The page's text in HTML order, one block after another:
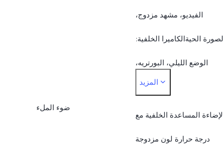
الفيديو، مشهد مزدوج،
الحيةالكامیرا الخلفیة:
الوضع الليلي، البورتريه،
الصورة، الفيديو، دقة 50 MP،
الوضع البانورامي،
المستندات، وضع الحركة
المزيد
ضوء الملء
المساعدة الخلفية مع
درجة حرارة لون مزدوجة